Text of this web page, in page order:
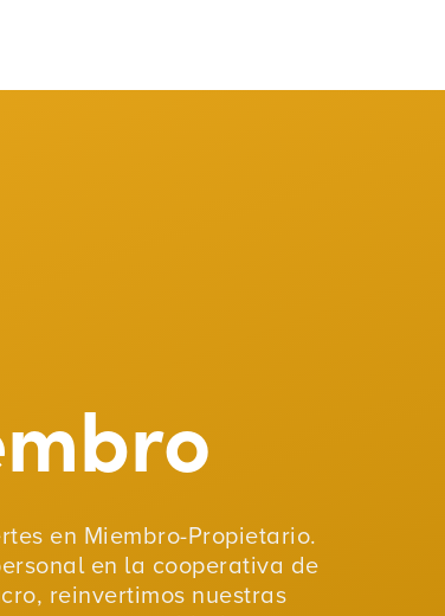
en Miembro-Propietario.
en la cooperativa de
reinvertimos nuestras